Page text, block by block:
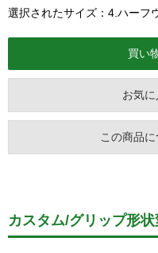
選択されたサイズ：4.ハーフ
お気
この商品
カスタム/グリップ形